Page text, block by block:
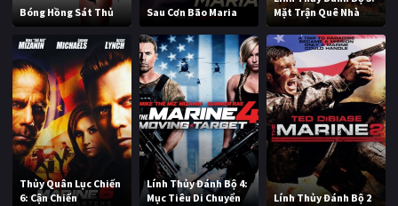
Bóng Hồng Sát Thủ Sau Cơn Bão Maria
Mặt Trận Quê Nhà
Thủy Quân Lục Chiến
6: Cận Chiến
Lính Thủy Đánh Bộ 4:
Mục Tiêu Di Chuyển
Lính Thủy Đánh Bộ 2